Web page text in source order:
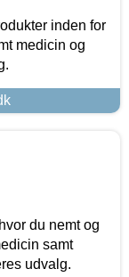
inden for
medicin og
du nemt og
samt
udvalg.